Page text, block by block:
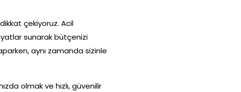
çekiyoruz. Acil
sunarak bütçenizi
aynı zamanda sizinle
olmak ve hızlı, güvenilir